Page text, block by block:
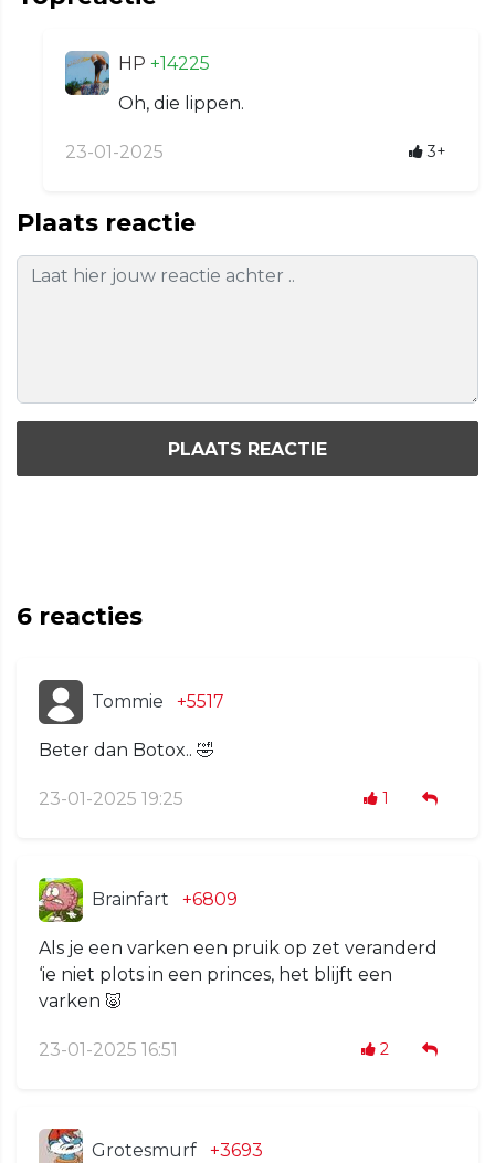
HP +14225
Oh, die lippen.
23-01-2025 3+
Plaats reactie
PLAATS REACTIE
6 reacties
Tommie +5517
Beter dan Botox.. 🤣
23-01-2025 19:25 1
Brainfart +6809
Als je een varken een pruik op zet veranderd
‘ie niet plots in een princes, het blijft een
varken 🐷
23-01-2025 16:51 2
Grotesmurf +3693